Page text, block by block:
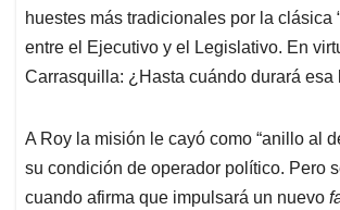
huestes más tradicionales por la clásica
entre el Ejecutivo y el Legislativo. En
Carrasquilla: ¿Hasta cuándo durará esa
A Roy la misión le cayó como “anillo al
su condición de operador político. Pero
cuando afirma que impulsará un nuevo